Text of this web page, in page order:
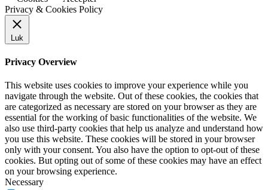
Privacy & Cookies Policy
Luk
Privacy Overview
This website uses cookies to improve your experience while you
navigate through the website. Out of these cookies, the cookies that
are categorized as necessary are stored on your browser as they are
essential for the working of basic functionalities of the website. We
also use third-party cookies that help us analyze and understand how
you use this website. These cookies will be stored in your browser
only with your consent. You also have the option to opt-out of these
cookies. But opting out of some of these cookies may have an effect
on your browsing experience.
Necessary